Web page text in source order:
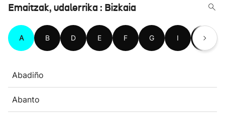
Emaitzak, udalerrika : Bizkaia
A B D E F G I J
Abadiño
Abanto